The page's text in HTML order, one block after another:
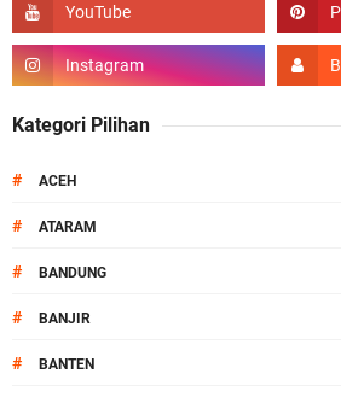
Kategori Pilihan
# ACEH
# ATARAM
# BANDUNG
# BANJIR
# BANTEN